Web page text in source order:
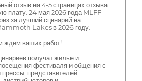
отзыв на 4-5 страницах отзыва
плату. 24 мая 2026 года MLFF
за лучший сценарий на
Lakes в 2026 году.
ждем ваших работ!
получат жилье и
фестиваля и общения с
представителей